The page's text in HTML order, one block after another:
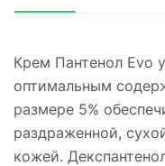
Крем Пантенол Evo
оптимальным
размере 5%
раздраженной,
кожей.